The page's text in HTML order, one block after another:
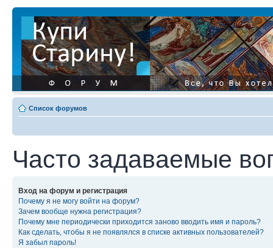
Список форумов
Часто задаваемые
Вход на форум и регистрация
Почему я не могу войти на форум?
Зачем вообще нужна регистрация?
Почему мне периодически приходится заново вводить имя и пароль?
Как сделать, чтобы я не появлялся в списке активных пользователей?
Я забыл пароль!